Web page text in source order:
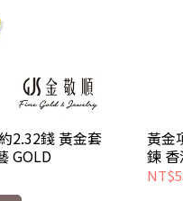
2.32錢 黃金套
彩鐳工藝 GOLD
黃金
鍊